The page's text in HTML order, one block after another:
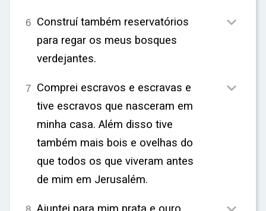
6 Construí também reservatórios
para regar os meus bosques
verdejantes.

7 Comprei escravos e escravas e
tive escravos que nasceram em
minha casa. Além disso tive
também mais bois e ovelhas do
que todos os que viveram antes
de mim em Jerusalém.
